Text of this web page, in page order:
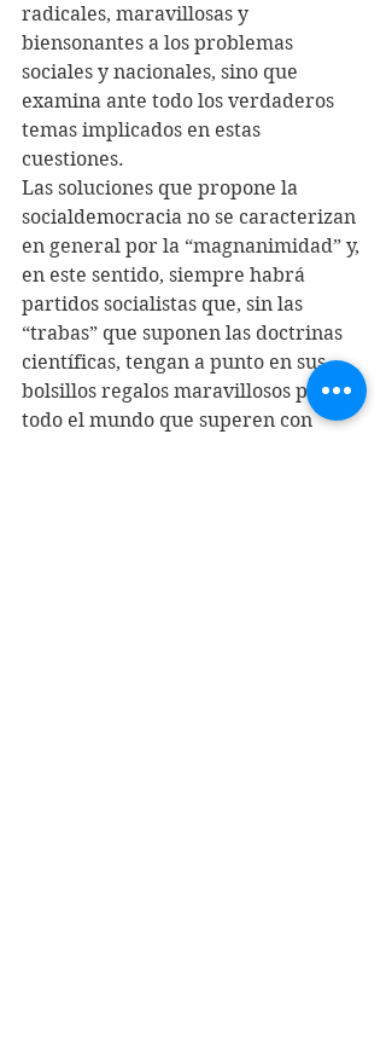
radicales, maravillosas y
biensonantes a los problemas
sociales y nacionales, sino que
examina ante todo los verdaderos
temas implicados en estas
cuestiones.
Las soluciones que propone la
socialdemocracia no se caracterizan
en general por la “magnanimidad” y,
en este sentido, siempre habrá
partidos socialistas que, sin las
“trabas” que suponen las doctrinas
científicas, tengan a punto en sus
bolsillos regalos maravillosos para
todo el mundo que superen con